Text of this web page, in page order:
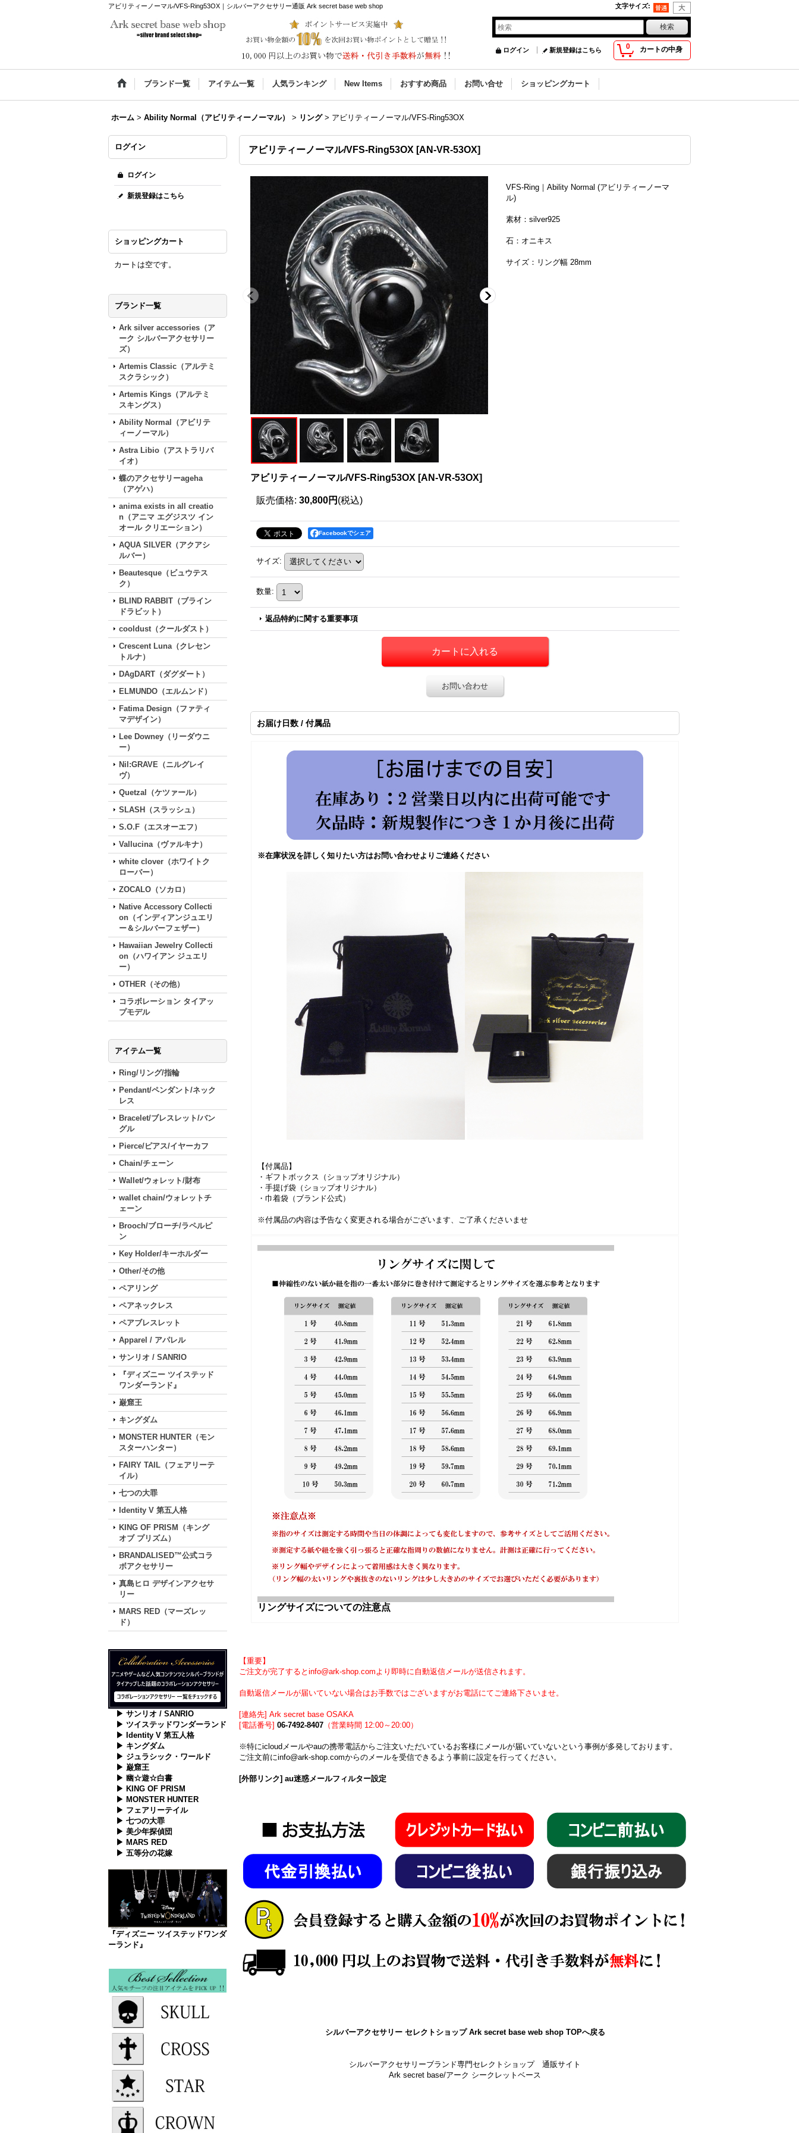
アビリティーノーマル/VFS-Ring53OX｜シルバーアクセサリー通販 Ark secret base web shop 文字サイズ:
0 カートの中身
ログイン 新規登録はこちら
ブランド一覧 アイテム一覧 人気ランキング New Items おすすめ商品 お問い合せ ショッピングカート
ホーム > Ability Normal（アビリティーノーマル） > リング > アビリティーノーマル/VFS-Ring53OX
ログイン
ログイン
新規登録はこちら
ショッピングカート
カートは空です。
ブランド一覧
Ark silver accessories（ア
ーク シルバーアクセサリー
ズ）
Artemis Classic（アルテミ
スクラシック）
Artemis Kings（アルテミ
スキングス）
Ability Normal（アビリテ
ィーノーマル）
Astra Libio（アストラリバ
イオ）
蝶のアクセサリーageha
（アゲハ）
anima exists in all creatio
n（アニマ エグジスツ イン
オール クリエーション）
AQUA SILVER（アクアシ
ルバー）
Beautesque（ビュウテス
ク）
BLIND RABBIT（ブライン
ドラビット）
cooldust（クールダスト）
Crescent Luna（クレセン
トルナ）
DAgDART（ダグダート）
ELMUNDO（エルムンド）
Fatima Design（ファティ
マデザイン）
Lee Downey（リーダウニ
ー）
Nil:GRAVE（ニルグレイ
ヴ）
Quetzal（ケツァール）
SLASH（スラッシュ）
S.O.F（エスオーエフ）
Vallucina（ヴァルキナ）
white clover（ホワイトク
ローバー）
ZOCALO（ソカロ）
Native Accessory Collecti
on（インディアンジュエリ
ー＆シルバーフェザー）
Hawaiian Jewelry Collecti
on（ハワイアン ジュエリ
ー）
OTHER（その他）
コラボレーション タイアッ
プモデル
アイテム一覧
Ring/リング/指輪
Pendant/ペンダント/ネック
レス
Bracelet/ブレスレット/バン
グル
Pierce/ピアス/イヤーカフ
Chain/チェーン
Wallet/ウォレット/財布
wallet chain/ウォレットチ
ェーン
Brooch/ブローチ/ラペルピ
ン
Key Holder/キーホルダー
Other/その他
ペアリング
ペアネックレス
ペアブレスレット
Apparel / アパレル
サンリオ / SANRIO
『ディズニー ツイステッド
ワンダーランド』
巌窟王
キングダム
MONSTER HUNTER（モン
スターハンター）
FAIRY TAIL（フェアリーテ
イル）
七つの大罪
Identity V 第五人格
KING OF PRISM（キング
オブ プリズム）
BRANDALISED™公式コラ
ボアクセサリー
真島ヒロ デザインアクセサ
リー
MARS RED（マーズレッ
ド）
▶ サンリオ / SANRIO
▶ ツイステッドワンダーランド
▶ Identity V 第五人格
▶ キングダム
▶ ジュラシック・ワールド
▶ 巌窟王
▶ 幽☆遊☆白書
▶ KING OF PRISM
▶ MONSTER HUNTER
▶ フェアリーテイル
▶ 七つの大罪
▶ 美少年探偵団
▶ MARS RED
▶ 五等分の花嫁
『ディズニー ツイステッドワンダ
ーランド』
アビリティーノーマル/VFS-Ring53OX [AN-VR-53OX]
VFS-Ring｜Ability Normal (アビリティーノーマ
ル)
素材：silver925
石：オニキス
サイズ：リング幅 28mm
アビリティーノーマル/VFS-Ring53OX [AN-VR-53OX]
販売価格: 30,800円 (税込)
Facebookでシェア
サイズ:
数量:
返品特約に関する重要事項
お問い合わせ
お届け日数 / 付属品
※在庫状況を詳しく知りたい方はお問い合わせよりご連絡ください
【付属品】
・ギフトボックス（ショップオリジナル）
・手提げ袋（ショップオリジナル）
・巾着袋（ブランド公式）
※付属品の内容は予告なく変更される場合がございます、ご了承くださいませ
リングサイズについての注意点
【重要】
ご注文が完了するとinfo@ark-shop.comより即時に自動返信メールが送信されます。
自動返信メールが届いていない場合はお手数ではございますがお電話にてご連絡下さいませ。
[連絡先] Ark secret base OSAKA
[電話番号] 06-7492-8407 （営業時間 12:00～20:00）
※特にicloudメールやauの携帯電話からご注文いただいているお客様にメールが届いていないという事例が多発しております。
ご注文前にinfo@ark-shop.comからのメールを受信できるよう事前に設定を行ってください。
[外部リンク] au迷惑メールフィルター設定
シルバーアクセサリー セレクトショップ Ark secret base web shop TOPへ戻る
シルバーアクセサリーブランド専門セレクトショップ 通販サイト
Ark secret base/アーク シークレットベース